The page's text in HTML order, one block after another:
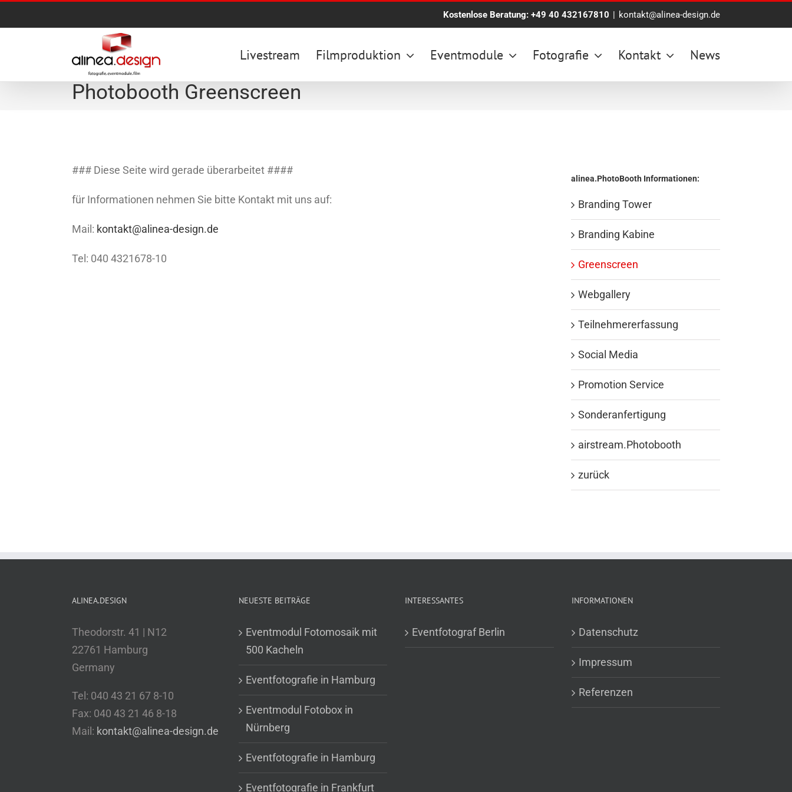
Inhalt
Kostenlose Beratung: +49 40 432167810 | kontakt@alinea-design.de
Livestream Filmproduktion Eventmodule Fotografie Kontakt News
Photobooth Greenscreen
### Diese Seite wird gerade überarbeitet ####
für Informationen nehmen Sie bitte Kontakt mit uns auf:
Mail: kontakt@alinea-design.de
Tel: 040 4321678-10
alinea.PhotoBooth Informationen:
Branding Tower
Branding Kabine
Greenscreen
Webgallery
Teilnehmererfassung
Social Media
Promotion Service
Sonderanfertigung
airstream.Photobooth
zurück
ALINEA.DESIGN
Theodorstr. 41 | N12
22761 Hamburg
Germany
Tel: 040 43 21 67 8-10
Fax: 040 43 21 46 8-18
Mail: kontakt@alinea-design.de
NEUESTE BEITRÄGE
Eventmodul Fotomosaik mit
500 Kacheln
Eventfotografie in Hamburg
Eventmodul Fotobox in
Nürnberg
Eventfotografie in Hamburg
Eventfotografie in Frankfurt
INTERESSANTES
Eventfotograf Berlin
INFORMATIONEN
Datenschutz
Impressum
Referenzen